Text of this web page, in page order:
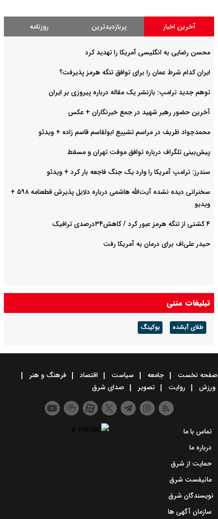
آخرین اخبار پربازدیدترین روزنامه
محسن رضایی به انگلیسی آمریکا را تهدید کرد
ایران کدام شرط عمان را برای توافق تنگه هرمز پذیرفت؟
توهم جدید ترامپ: بازنشر یک مقاله درباره پیروزی بر ایران
آخرین حضور رهبر شهید در جمع خبرنگاران + عکس
محمدجواد ظریف در مراسم تشییع ابولقاسم قاسم زاده + ویدئو
پیش‌بینی تلگراف درباره توافق موقت تهران و مسقط
سندرز: ترامپ آمریکا را وارد یک جنگ فاجعه بار کرد + ویدئو
سخنرانی دیده نشده آیت‌الله هاشمی درباره دلایل پذیرش قطعنامه ۵۹۸ +
ویدیو
۴ کشتی از تنگه هرمز عبور کرد / کاهش۳۴درصدی ترافیک
حیدر علی‌اف برای درمان به آمریکا رفت
تبلیغات متنی
طلای آبشده بوکینگ
صفحه نخست جامعه سیاست اقتصاد
فرهنگ و هنر
ورزش
روایت تصویر صدای شرق
تماس با ما
درباره ما
حمایت از شرق
مانیفست شرق
نویسندگان شرق
سازمان آگهی ها